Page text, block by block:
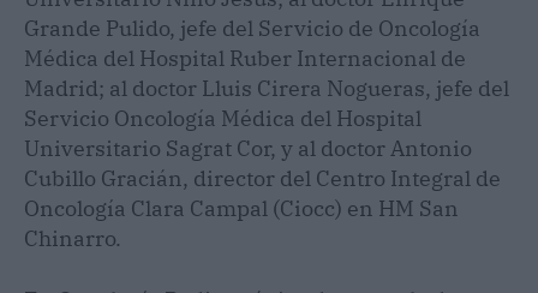
Grande Pulido, jefe del Servicio de Oncología
Médica del Hospital Ruber Internacional de
Madrid; al doctor Lluis Cirera Nogueras, jefe del
Servicio Oncología Médica del Hospital
Universitario Sagrat Cor, y al doctor Antonio
Cubillo Gracián, director del Centro Integral de
Oncología Clara Campal (Ciocc) en HM San
Chinarro.